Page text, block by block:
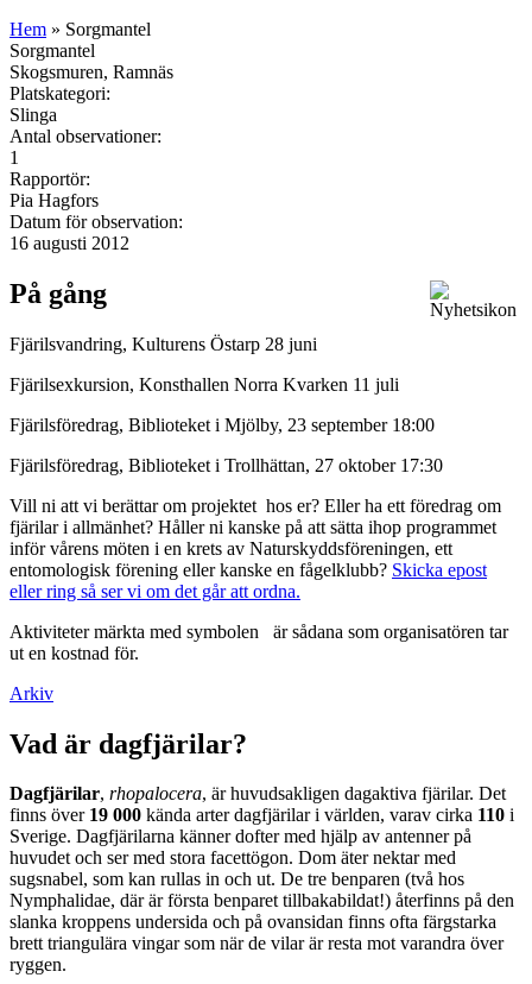
Hem » Sorgmantel
Sorgmantel
Skogsmuren, Ramnäs
Platskategori:
Slinga
Antal observationer:
1
Rapportör:
Pia Hagfors
Datum för observation:
16 augusti 2012
På gång
Fjärilsvandring, Kulturens Östarp 28 juni
Fjärilsexkursion, Konsthallen Norra Kvarken 11 juli
Fjärilsföredrag, Biblioteket i Mjölby, 23 september 18:00
Fjärilsföredrag, Biblioteket i Trollhättan, 27 oktober 17:30
Vill ni att vi berättar om projektet hos er? Eller ha ett föredrag om
fjärilar i allmänhet? Håller ni kanske på att sätta ihop programmet
inför vårens möten i en krets av Naturskyddsföreningen, ett
entomologisk förening eller kanske en fågelklubb? Skicka epost
eller ring så ser vi om det går att ordna.
Aktiviteter märkta med symbolen
är sådana som organisatören tar
ut en kostnad för.
Arkiv
Vad är dagfjärilar?
Dagfjärilar, rhopalocera, är huvudsakligen dagaktiva fjärilar. Det
finns över 19 000 kända arter dagfjärilar i världen, varav cirka 110 i
Sverige. Dagfjärilarna känner dofter med hjälp av antenner på
huvudet och ser med stora facettögon. Dom äter nektar med
sugsnabel, som kan rullas in och ut. De tre benparen (två hos
Nymphalidae, där är första benparet tillbakabildat!) återfinns på den
slanka kroppens undersida och på ovansidan finns ofta färgstarka
brett triangulära vingar som när de vilar är resta mot varandra över
ryggen.